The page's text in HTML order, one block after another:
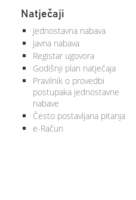
Natječaji
Jednostavna nabava
Javna nabava
Registar ugovora
Godišnji plan natječaja
Pravilnik o provedbi
postupaka jednostavne
nabave
Često postavljana pitanja
e-Račun